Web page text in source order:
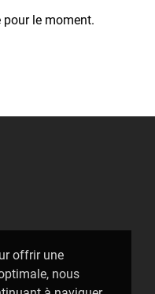
offrir une
nous
le moment.